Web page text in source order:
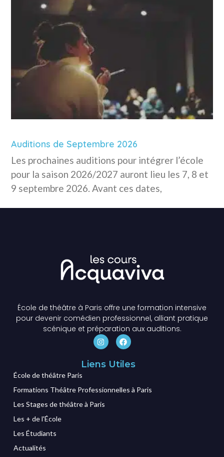
Auditions de Septembre 2026
Les prochaines auditions pour intégrer l’école
pour la saison 2026/2027 auront lieu les 7, 8 et
9 septembre 2026. Avant ces dates,
École de théâtre à Paris offre une formation intensive
pour devenir comédien professionnel, alliant pratique
scénique et préparation aux auditions.
Liens Utiles
École de théâtre Paris
Formations Théâtre Professionnelles à Paris
Les Stages de théâtre à Paris
Les + de l'École
Les Étudiants
Actualités